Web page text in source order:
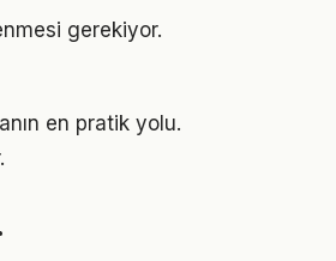
gerekiyor.
en pratik yolu.